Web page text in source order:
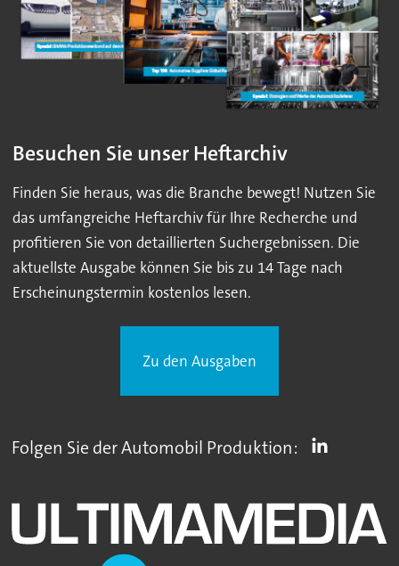
Besuchen Sie unser Heftarchiv
Finden Sie heraus, was die Branche bewegt! Nutzen Sie
das umfangreiche Heftarchiv für Ihre Recherche und
profitieren Sie von detaillierten Suchergebnissen. Die
aktuellste Ausgabe können Sie bis zu 14 Tage nach
Erscheinungstermin kostenlos lesen.
Zu den Ausgaben
Folgen Sie der Automobil Produktion: